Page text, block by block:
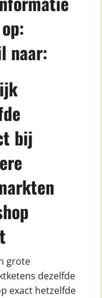
naar:
bij
grote
dezelfde
exact hetzelfde